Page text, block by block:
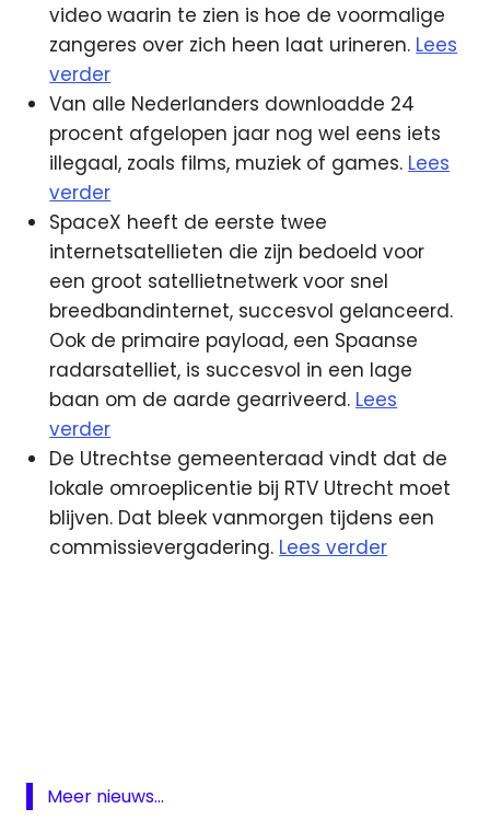
video waarin te zien is hoe de voormalige
zangeres over zich heen laat urineren. Lees
verder
Van alle Nederlanders downloadde 24
procent afgelopen jaar nog wel eens iets
illegaal, zoals films, muziek of games. Lees
verder
SpaceX heeft de eerste twee
internetsatellieten die zijn bedoeld voor
een groot satellietnetwerk voor snel
breedbandinternet, succesvol gelanceerd.
Ook de primaire payload, een Spaanse
radarsatelliet, is succesvol in een lage
baan om de aarde gearriveerd. Lees
verder
De Utrechtse gemeenteraad vindt dat de
lokale omroeplicentie bij RTV Utrecht moet
blijven. Dat bleek vanmorgen tijdens een
commissievergadering. Lees verder
KPN
Meer nieuws...